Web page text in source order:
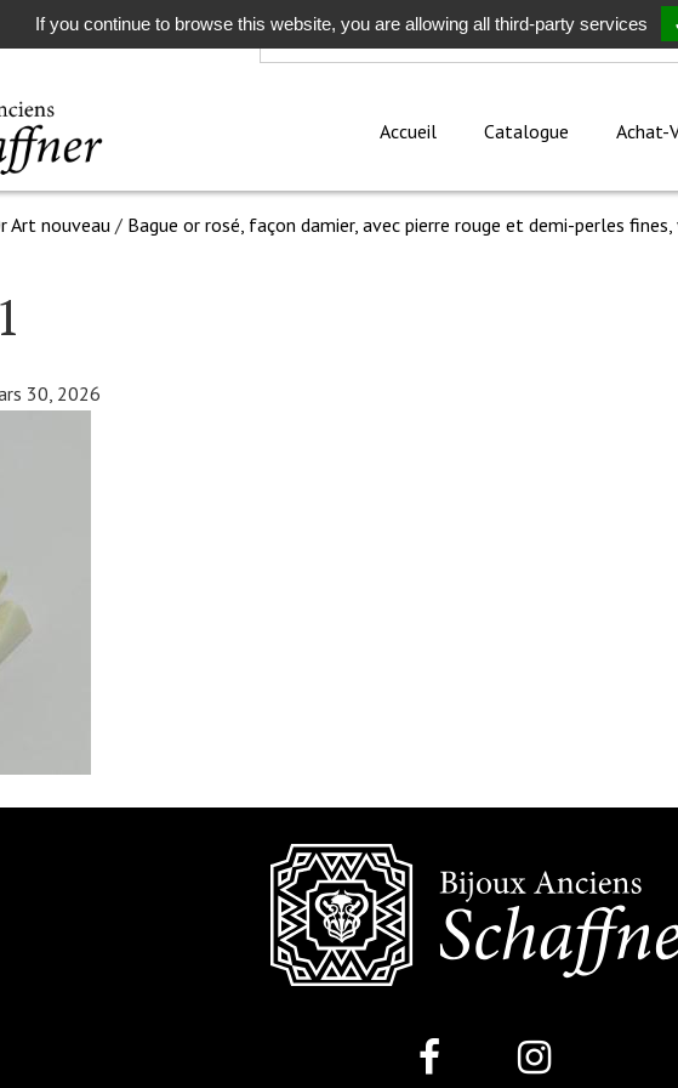
Rechercher
Accueil Catalogue Achat-
Art nouveau / Bague or rosé, façon damier, avec pierre rouge et demi-perles
30, 2026
If you continue to browse this website, you are allowing all third-party services